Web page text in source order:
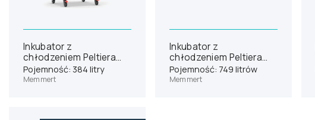
Inkubator z
chłodzeniem Peltiera
Memmert IPP410eco
Pojemność: 384 litry
Memmert
Inkubator z
chłodzeniem Peltiera
Memmert IPP750eco
Pojemność: 749 litrów
Memmert